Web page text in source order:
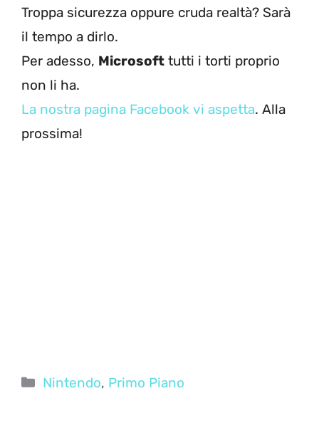
Troppa sicurezza oppure cruda realtà? Sarà
il tempo a dirlo.
Per adesso, Microsoft tutti i torti proprio
non li ha.
La nostra pagina Facebook vi aspetta. Alla
prossima!
Categorie
Nintendo, Primo Piano